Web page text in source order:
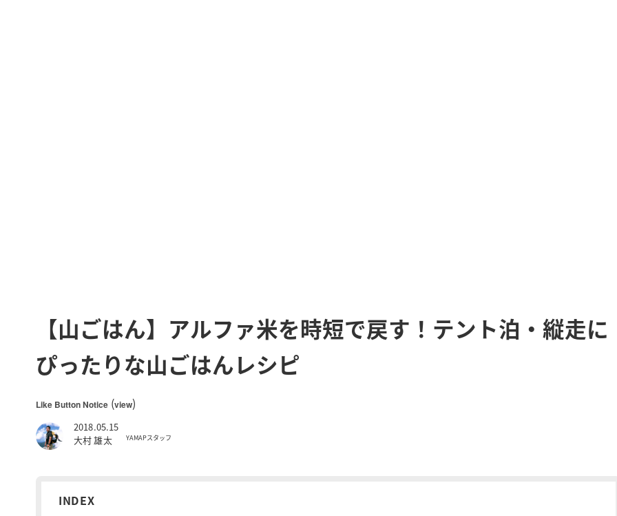
【山ごはん】アルファ米を時短で戻す！テント泊・縦走に
ぴったりな山ごはんレシピ
Like Button Notice (view)
2018.05.15
大村 雄太
YAMAPスタッフ
INDEX